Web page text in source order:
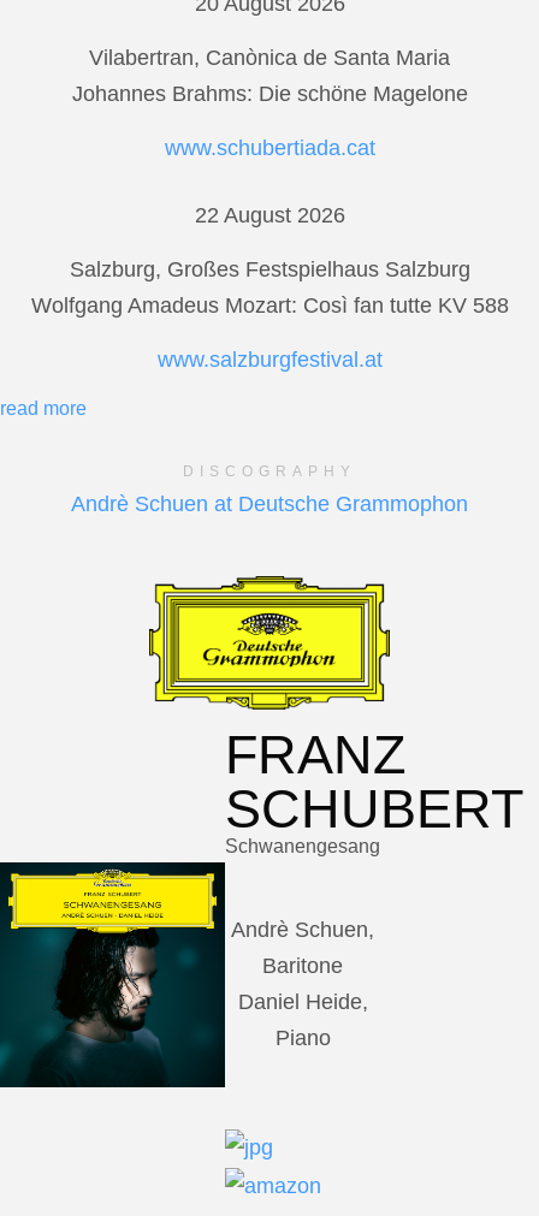
Vilabertran, Canònica de Santa Maria
Johannes Brahms: Die schöne Magelone
www.schubertiada.cat
22 August 2026
Salzburg, Großes Festspielhaus Salzburg
Wolfgang Amadeus Mozart: Così fan tutte KV 588
www.salzburgfestival.at
read more
DISCOGRAPHY
Andrè Schuen at Deutsche Grammophon
FRANZ
SCHUBERT
Schwanengesang
Andrè Schuen,
Baritone
Daniel Heide,
Piano